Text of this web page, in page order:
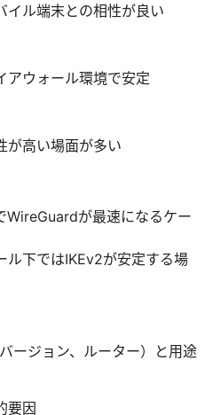
イル端末との相性が良い
アウォール環境で安定
が高い場面が多い
WireGuardが最速になるケー
ル下ではIKEv2が安定する場
ージョン、ルーター）と用途
要因